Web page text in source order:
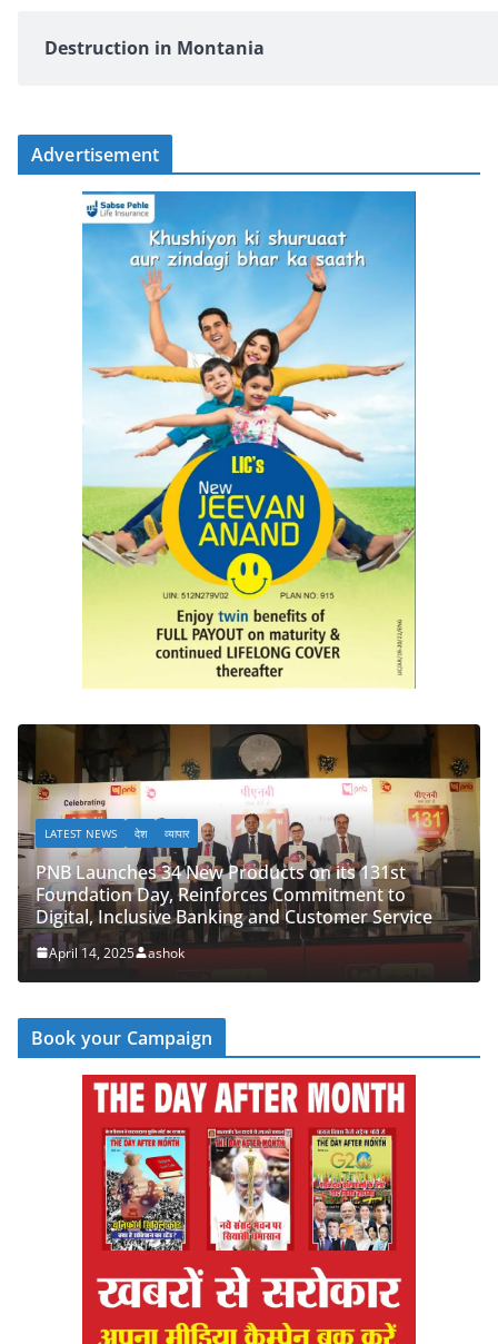
Destruction in Montania
Advertisement
LATEST NEWS देश व्यापार
PNB Launches 34 New Products on its 131st
Foundation Day, Reinforces Commitment to
Digital, Inclusive Banking and Customer Service
April 14, 2025 ashok
Book your Campaign